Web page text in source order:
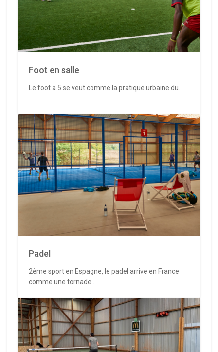
Foot en salle
Le foot à 5 se veut comme la pratique urbaine du...
Padel
2ème sport en Espagne, le padel arrive en France
comme une tornade...